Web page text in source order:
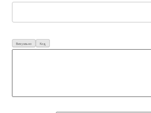
Визуально Код